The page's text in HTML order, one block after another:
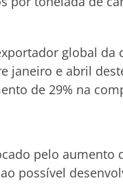
global
janeiro e abril
de 29% na
pelo aumento
possível